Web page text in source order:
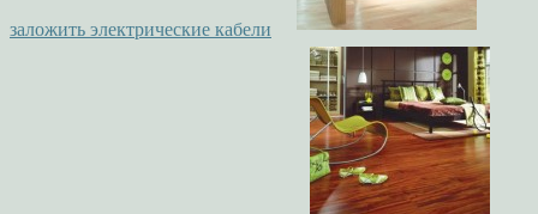
заложить электрические кабели